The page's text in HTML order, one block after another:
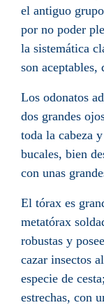
el antiguo
por no poder
la sistemática
son aceptables,
Los odonatos
dos grandes
toda la cabeza
bucales, bien
con unas
El tórax es
metatórax
robustas y
cazar insectos
especie de
estrechas, con